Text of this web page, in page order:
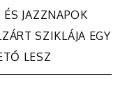
JAZZNAPOK
SZIKLÁJA EGY
LESZ